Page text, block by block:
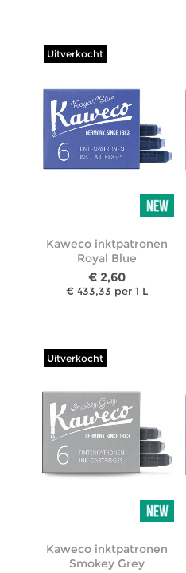
Uitverkocht
Kaweco inktpatronen
Royal Blue
€ 2,60
€ 433,33 per 1 L
Uitverkocht
Kaweco inktpatronen
Smokey Grey